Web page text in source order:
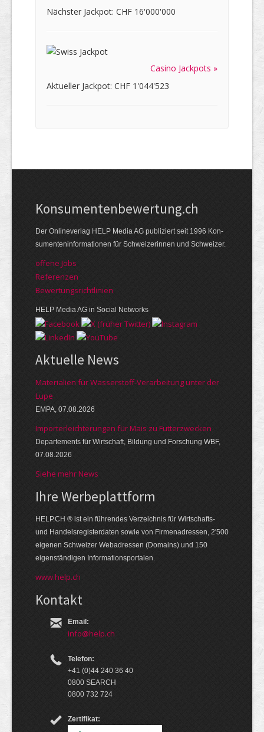
Nächster Jackpot: CHF 16'000'000
Casino Jackpots »
Aktueller Jackpot: CHF 1'044'523
Kon­su­menten­be­wer­tung.ch
Der Online­verlag HELP Media AG publi­ziert seit 1996 Kon­
su­menten­infor­mationen für Schwei­zerinnen und Schweizer.
offene Jobs
Referenzen
Bewer­tungs­richt­linien
HELP Media AG in Social Networks
Aktuelle News
Materialien für Wasserstoff-Verarbeitung unter der
Lupe
EMPA, 07.08.2026
Importerleichterungen für Mais zu Futterzwecken
Departements für Wirtschaft, Bildung und Forschung WBF,
07.08.2026
Siehe mehr News
Ihre Werbe­platt­form
HELP.CH ® ist ein führendes Ver­zeich­nis für Wirt­schafts-
und Handels­register­daten so­wie von Firmen­adressen, 2'500
eige­nen Schweizer Web­adressen (Domains) und 150
eigen­ständigen Infor­mations­por­talen.
www.help.ch
Kontakt
Email:
info@help.ch
Telefon:
+41 (0)44 240 36 40
0800 SEARCH
0800 732 724
Zertifikat: